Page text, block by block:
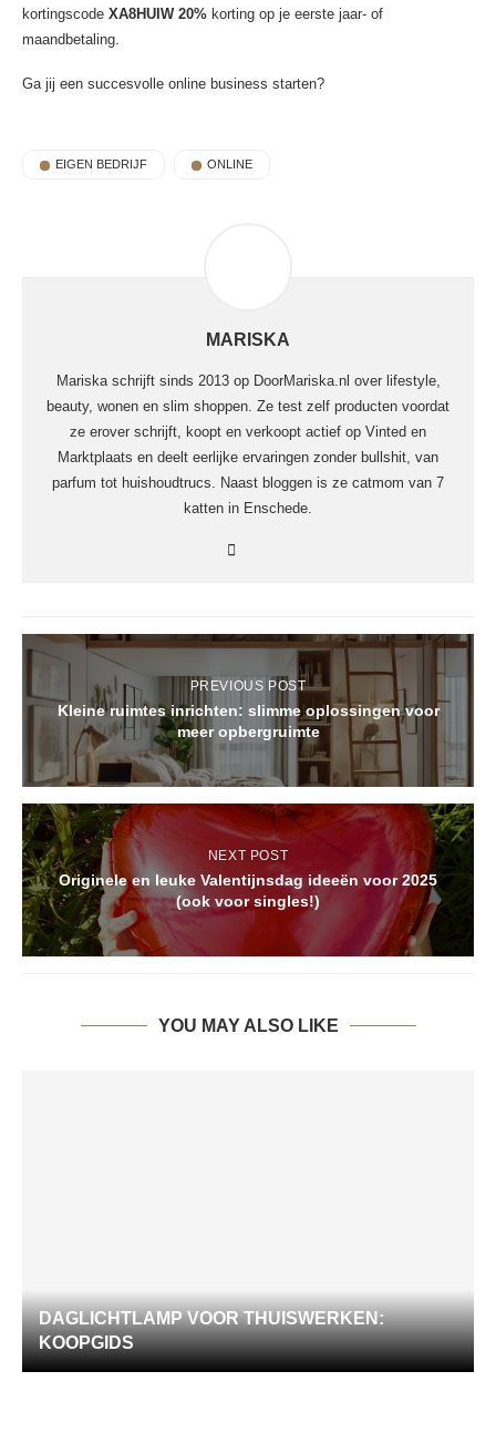
kortingscode XA8HUIW 20% korting op je eerste jaar- of
maandbetaling.
Ga jij een succesvolle online business starten?
EIGEN BEDRIJF ONLINE
MARISKA
Mariska schrijft sinds 2013 op DoorMariska.nl over lifestyle,
beauty, wonen en slim shoppen. Ze test zelf producten voordat
ze erover schrijft, koopt en verkoopt actief op Vinted en
Marktplaats en deelt eerlijke ervaringen zonder bullshit, van
parfum tot huishoudtrucs. Naast bloggen is ze catmom van 7
katten in Enschede.
PREVIOUS POST
Kleine ruimtes inrichten: slimme oplossingen voor
meer opbergruimte
NEXT POST
Originele en leuke Valentijnsdag ideeën voor 2025
(ook voor singles!)
YOU MAY ALSO LIKE
DAGLICHTLAMP VOOR THUISWERKEN:
KOOPGIDS